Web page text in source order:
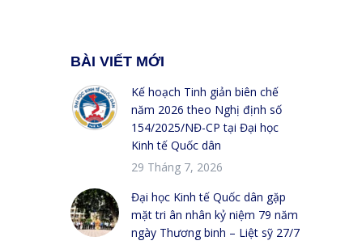
BÀI VIẾT MỚI
Kế hoạch Tinh giản biên chế
năm 2026 theo Nghị định số
154/2025/NĐ-CP tại Đại học
Kinh tế Quốc dân
29 Tháng 7, 2026
Đại học Kinh tế Quốc dân gặp
mặt tri ân nhân kỷ niệm 79 năm
ngày Thương binh – Liệt sỹ 27/7